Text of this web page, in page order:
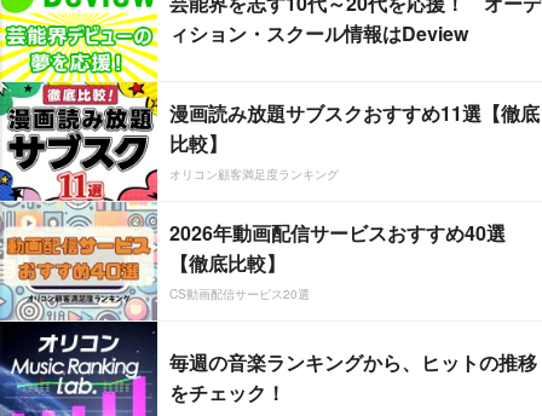
ィション・スクール情報はDeview
漫画読み放題サブスクおすすめ11選【徹底
比較】
オリコン顧客満足度ランキング
2026年動画配信サービスおすすめ40選
【徹底比較】
CS動画配信サービス20選
毎週の音楽ランキングから、ヒットの推移
をチェック！